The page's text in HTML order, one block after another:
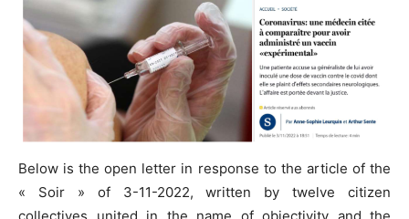
Below is the open letter in response to the article of the
« Soir » of 3-11-2022, written by twelve citizen